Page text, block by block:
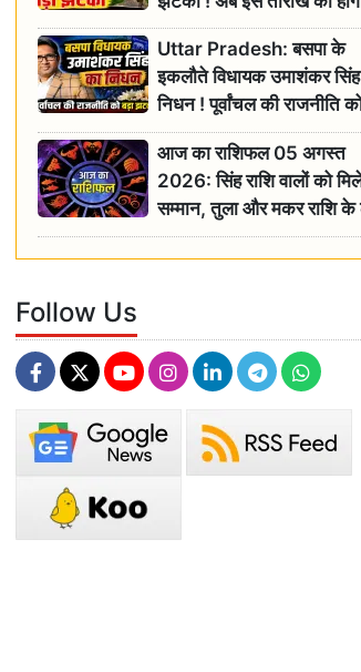
सुनवाई
Uttar Pradesh: बसपा के
इकलौते विधायक उमाशंकर
निधन ! पूर्वांचल की राजनीति
बड़ा झटका, योगी ने जताया
आज का राशिफल 05 अगस्त
2026: सिंह राशि वालों को
सम्मान, तुला और मकर राशि के
रहें सतर्क
Follow Us